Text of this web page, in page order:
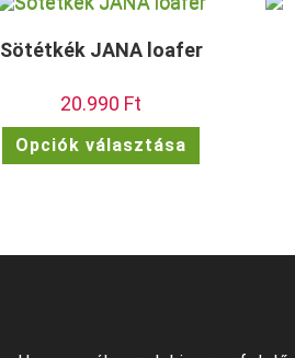
Sötétkék JANA loafer
20.990 Ft
Opciók választása
terméknek
a